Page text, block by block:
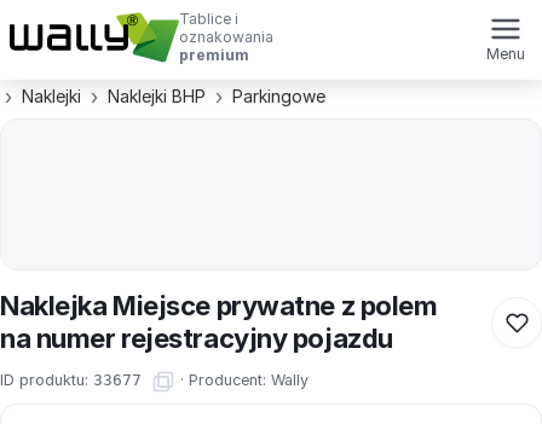
Tablice i
oznakowania
premium
Menu
Naklejki Naklejki BHP Parkingowe
Naklejka Miejsce prywatne z polem
na numer rejestracyjny pojazdu
ID produktu: 33677 · Producent: Wally